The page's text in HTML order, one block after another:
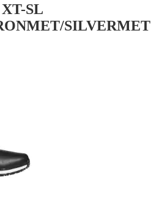
SL
SILVERMET